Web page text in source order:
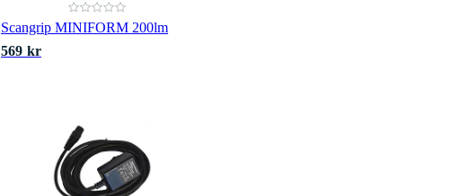
Scangrip MINIFORM 200lm
569 kr